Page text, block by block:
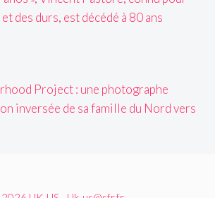
des durs, est décédé à 80 ans
Project : une photographe
inversée de sa famille du Nord vers